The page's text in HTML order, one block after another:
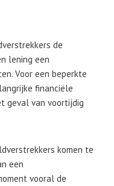
de
lening een
Voor een beperkte
financiële
geval van voortijdig
komen te
een
vooral de